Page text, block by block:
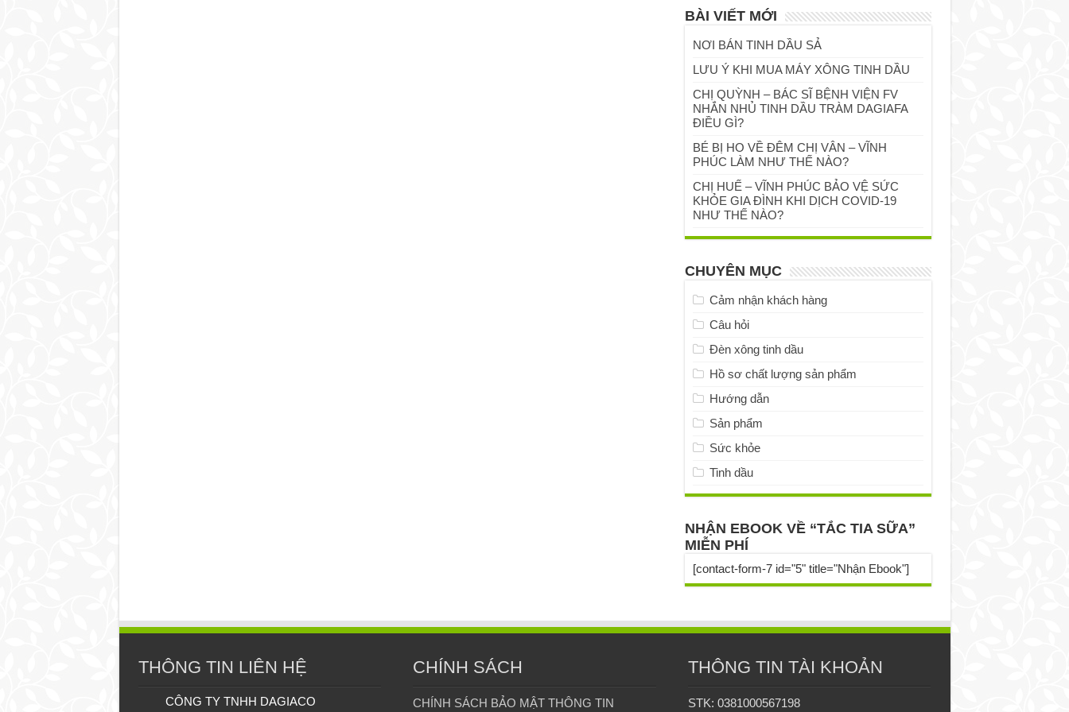
BÀI VIẾT MỚI
NƠI BÁN TINH DẦU SẢ
LƯU Ý KHI MUA MÁY XÔNG TINH DẦU
CHỊ QUỲNH – BÁC SĨ BỆNH VIỆN FV
NHẮN NHỦ TINH DẦU TRÀM DAGIAFA
ĐIỀU GÌ?
BÉ BỊ HO VỀ ĐÊM CHỊ VÂN – VĨNH
PHÚC LÀM NHƯ THẾ NÀO?
CHỊ HUẾ – VĨNH PHÚC BẢO VỆ SỨC
KHỎE GIA ĐÌNH KHI DỊCH COVID-19
NHƯ THẾ NÀO?
CHUYÊN MỤC
Cảm nhận khách hàng
Câu hỏi
Đèn xông tinh dầu
Hồ sơ chất lượng sản phẩm
Hướng dẫn
Sản phẩm
Sức khỏe
Tinh dầu
NHẬN EBOOK VỀ “TẮC TIA SỮA”
MIỄN PHÍ
[contact-form-7 id="5" title="Nhận Ebook"]
THÔNG TIN LIÊN HỆ
CÔNG TY TNHH DAGIACO
CHÍNH SÁCH
CHÍNH SÁCH BẢO MẬT THÔNG TIN
THÔNG TIN TÀI KHOẢN
STK: 0381000567198